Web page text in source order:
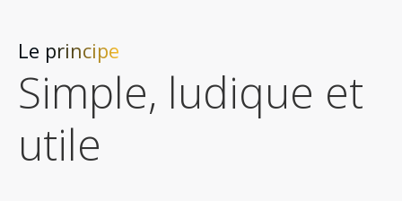
Le principe
Simple, ludique et
utile